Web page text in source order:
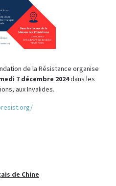
de la Résistance organise
7 décembre 2024dans les
aux Invalides.
de Chine